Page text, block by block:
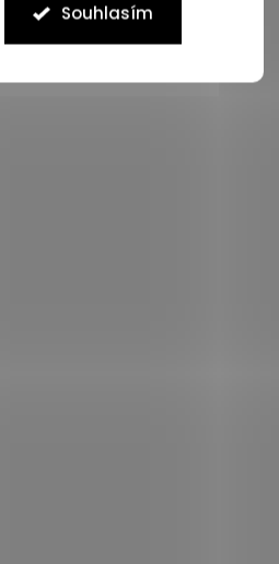
Souhlasím